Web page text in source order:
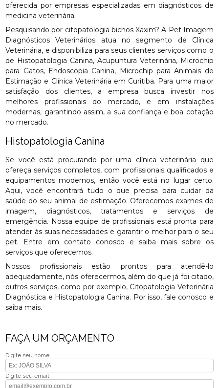
oferecida por empresas especializadas em diagnósticos de
medicina veterinária.
Pesquisando por citopatologia bichos Xaxim? A Pet Imagem
Diagnósticos Veterinários atua no segmento de Clínica
Veterinária, e disponibiliza para seus clientes serviços como o
de Histopatologia Canina, Acupuntura Veterinária, Microchip
para Gatos, Endoscopia Canina, Microchip para Animais de
Estimação e Clínica Veterinária em Curitiba. Para uma maior
satisfação dos clientes, a empresa busca investir nos
melhores profissionais do mercado, e em instalações
modernas, garantindo assim, a sua confiança e boa cotação
no mercado.
Histopatologia Canina
Se você está procurando por uma clínica veterinária que
ofereça serviços completos, com profissionais qualificados e
equipamentos modernos, então você está no lugar certo.
Aqui, você encontrará tudo o que precisa para cuidar da
saúde do seu animal de estimação. Oferecemos exames de
imagem, diagnósticos, tratamentos e serviços de
emergência. Nossa equipe de profissionais está pronta para
atender às suas necessidades e garantir o melhor para o seu
pet. Entre em contato conosco e saiba mais sobre os
serviços que oferecemos.
Nossos profissionais estão prontos para atendê-lo
adequadamente, nós oferecermos, além do que já foi citado,
outros serviços, como por exemplo, Citopatologia Veterinária
Diagnóstica e Histopatologia Canina. Por isso, fale conosco e
saiba mais.
FAÇA UM ORÇAMENTO
Digite seu nome
Digite seu email